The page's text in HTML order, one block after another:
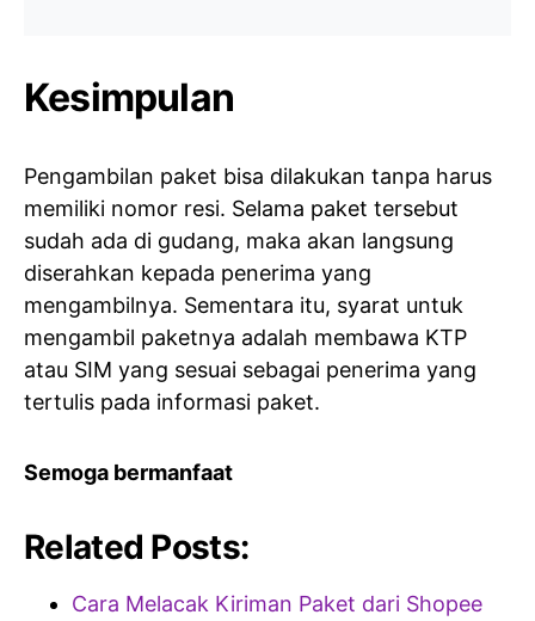
Kesimpulan
Pengambilan paket bisa dilakukan tanpa harus
memiliki nomor resi. Selama paket tersebut
sudah ada di gudang, maka akan langsung
diserahkan kepada penerima yang
mengambilnya. Sementara itu, syarat untuk
mengambil paketnya adalah membawa KTP
atau SIM yang sesuai sebagai penerima yang
tertulis pada informasi paket.
Semoga bermanfaat
Related Posts:
Cara Melacak Kiriman Paket dari Shopee